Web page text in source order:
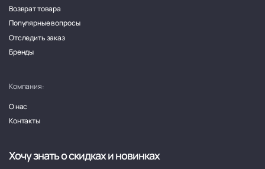
Возврат товара
Популярные вопросы
Отследить заказ
Бренды
Компания:
О нас
Контакты
Хочу знать о скидках и новинках